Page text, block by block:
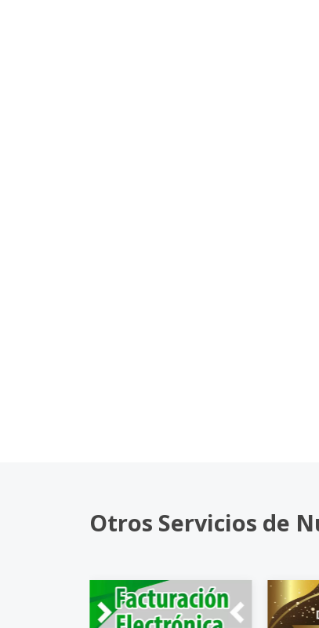
Otros Servicios de